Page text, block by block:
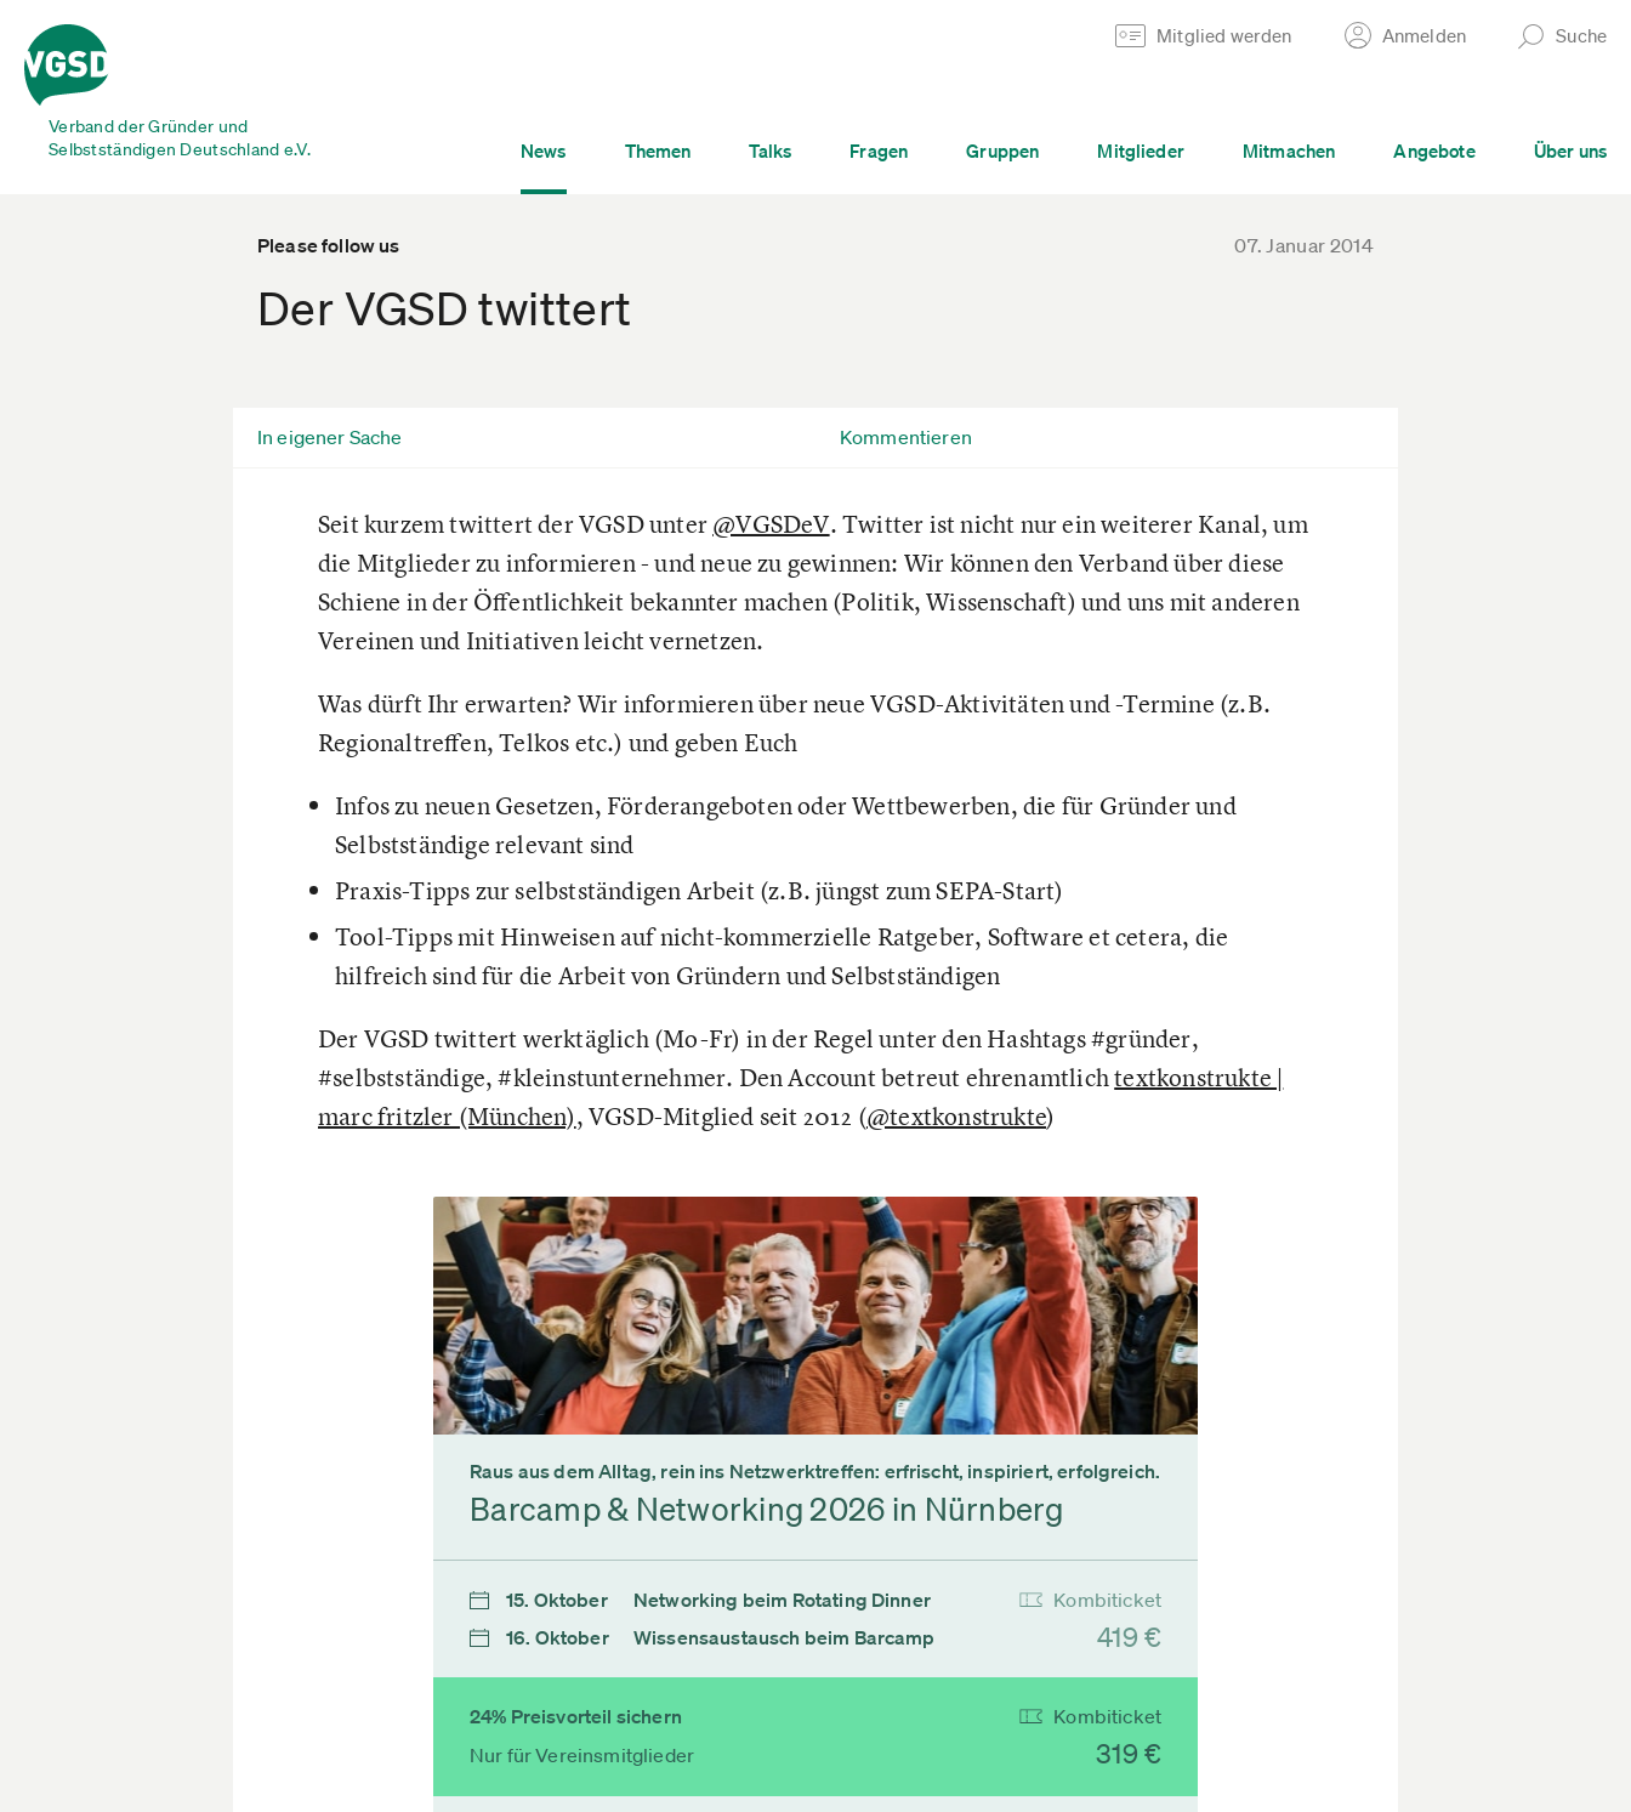
Verband der Gründer und
Selbstständigen Deutschland e.V.
Mitglied werden Anmelden Suche
News Themen Talks Fragen Gruppen Mitglieder Mitmachen Angebote Über uns
Please follow us
Der VGSD twittert
07. Januar 2014
In eigener Sache Kommentieren
Seit kurzem twittert der VGSD unter@VGSDeV. Twitter ist nicht nur ein weiterer Kanal, um
die Mitglieder zu informieren - und neue zu gewinnen: Wir können den Verband über diese
Schiene in der Öffentlichkeit bekannter machen (Politik, Wissenschaft) und uns mit anderen
Vereinen und Initiativen leicht vernetzen.
Was dürft Ihr erwarten? Wir informieren über neue VGSD-Aktivitäten und -Termine (z.B.
Regionaltreffen, Telkos etc.) und geben Euch
Infos zu neuen Gesetzen, Förderangeboten oder Wettbewerben, die für Gründer und
Selbstständige relevant sind
Praxis-Tipps zur selbstständigen Arbeit (z.B. jüngst zum SEPA-Start)
Tool-Tipps mit Hinweisen auf nicht-kommerzielle Ratgeber, Software et cetera, die
hilfreich sind für die Arbeit von Gründern und Selbstständigen
Der VGSD twittert werktäglich (Mo-Fr) in der Regel unter den Hashtags #gründer,
#selbstständige, #kleinstunternehmer. Den Account betreut ehrenamtlichtextkonstrukte |
marc fritzler (München), VGSD-Mitglied seit 2012 (@textkonstrukte)
Raus aus dem Alltag, rein ins Netzwerktreffen: erfrischt, inspiriert, erfolgreich.
Barcamp & Networking 2026 in Nürnberg
15. Oktober
Networking beim Rotating Dinner
16. Oktober
Wissensaustausch beim Barcamp
Kombiticket
419 €
24% Preisvorteil sichern
Nur für Vereinsmitglieder
Kombiticket
319 €